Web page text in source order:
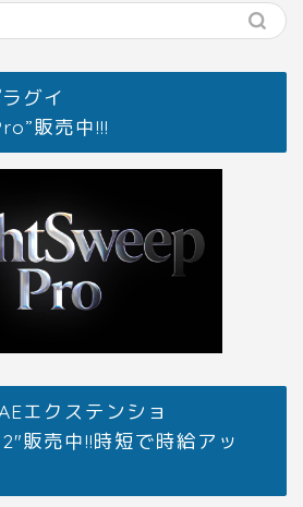
グイ
販売中!!!
エクステンショ
販売中!!時短で時給アッ